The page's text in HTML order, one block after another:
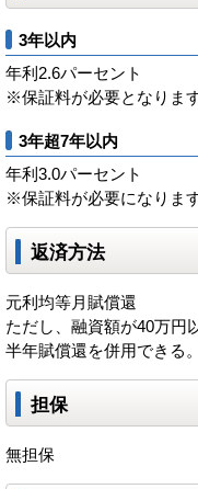
3年以内
年利2.6パーセント
※保証料が必要となりま
3年超7年以内
年利3.0パーセント
※保証料が必要になりま
返済方法
元利均等月賦償還
ただし、融資額が40万円
半年賦償還を併用できる。
担保
無担保